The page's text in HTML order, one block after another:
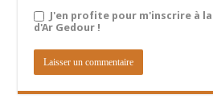
J'en profite pour m'inscrire à
d'Ar Gedour !